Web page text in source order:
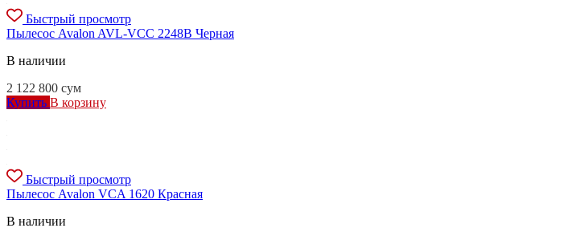
Быстрый просмотр
Пылесос Avalon AVL-VCC 2248B Черная
В наличии
2 122 800 сум
Купить В корзину
Быстрый просмотр
Пылесос Avalon VCA 1620 Красная
В наличии